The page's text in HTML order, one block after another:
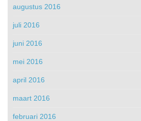
augustus 2016
juli 2016
juni 2016
mei 2016
april 2016
maart 2016
februari 2016